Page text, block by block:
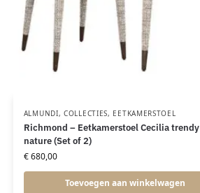
ALMUNDI,COLLECTIES, EETKAMERSTOEL
Richmond – Eetkamerstoel Cecilia trendy
nature (Set of 2)
€680,00
Toevoegen aan winkelwagen